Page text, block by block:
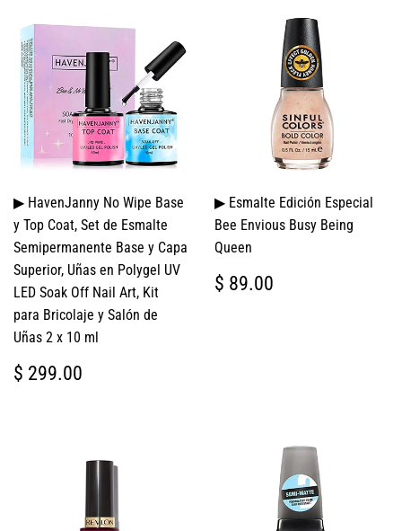
▶ HavenJanny No Wipe Base
y Top Coat, Set de Esmalte
Semipermanente Base y Capa
Superior, Uñas en Polygel UV
LED Soak Off Nail Art, Kit
para Bricolaje y Salón de
Uñas 2 x 10 ml
PRECIO
HABITUAL
$ 299.00
▶ Esmalte Edición Especial
Bee Envious Busy Being
Queen
PRECIO
HABITUAL
$ 89.00